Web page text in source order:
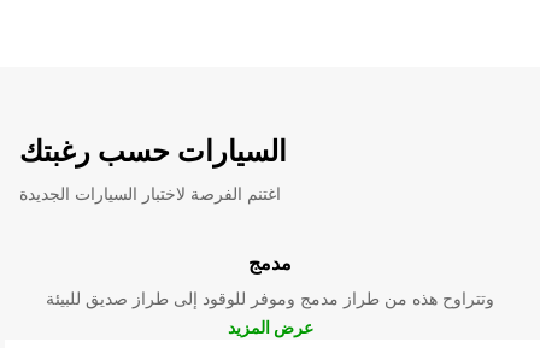
السيارات حسب رغبتك
اغتنم الفرصة لاختبار السيارات الجديدة
مدمج
وتتراوح هذه من طراز مدمج وموفر للوقود إلى طراز صديق للبيئة
عرض المزيد